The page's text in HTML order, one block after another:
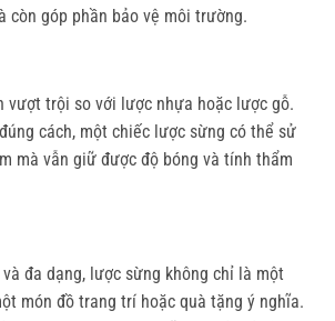
còn góp phần bảo vệ môi trường.
vượt trội so với lược nhựa hoặc lược gỗ.
cách, một chiếc lược sừng có thể sử
mà vẫn giữ được độ bóng và tính thẩm
đa dạng, lược sừng không chỉ là một
món đồ trang trí hoặc quà tặng ý nghĩa.